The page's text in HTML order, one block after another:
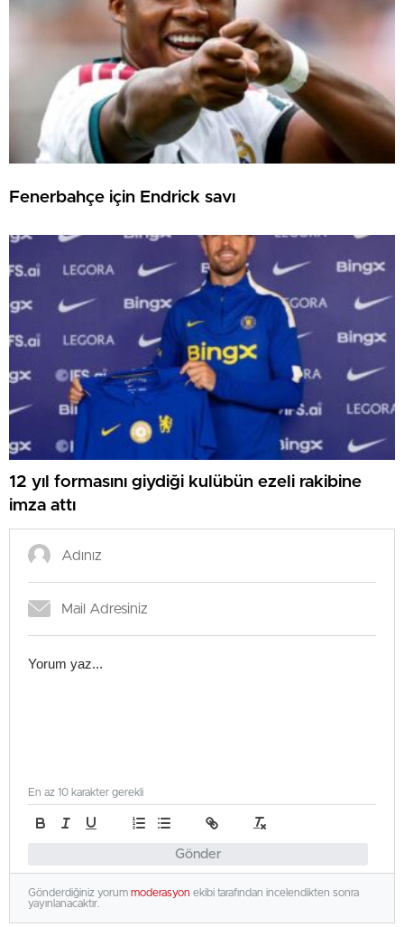
Fenerbahçe için Endrick savı
12 yıl formasını giydiği kulübün ezeli rakibine
imza attı
Gönder
En az 10 karakter gerekli
Gönderdiğiniz yorum moderasyon ekibi tarafından incelendikten sonra
yayınlanacaktır.